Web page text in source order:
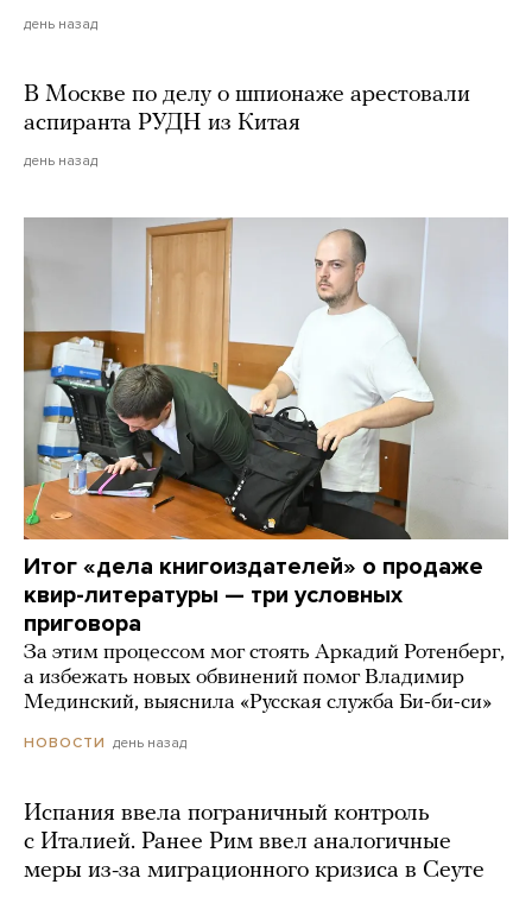
день назад
В Москве по делу о шпионаже арестовали
аспиранта РУДН из Китая
день назад
Итог «дела книгоиздателей» о продаже
квир-литературы — три условных
приговора
За этим процессом мог стоять Аркадий Ротенберг,
а избежать новых обвинений помог Владимир
Мединский, выяснила «Русская служба Би-би-си»
НОВОСТИ день назад
Испания ввела пограничный контроль
с Италией. Ранее Рим ввел аналогичные
меры из-за миграционного кризиса в Сеуте